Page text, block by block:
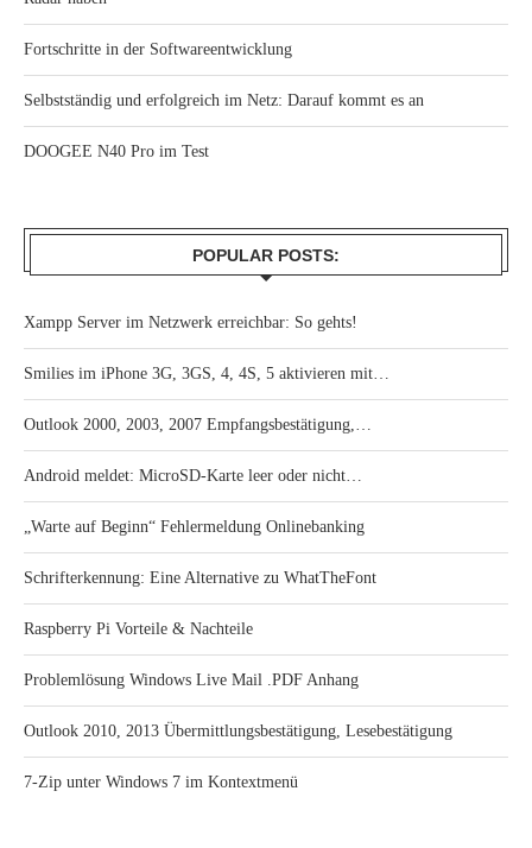
Fortschritte in der Softwareentwicklung
Selbstständig und erfolgreich im Netz: Darauf kommt es an
DOOGEE N40 Pro im Test
POPULAR POSTS:
Xampp Server im Netzwerk erreichbar: So gehts!
Smilies im iPhone 3G, 3GS, 4, 4S, 5 aktivieren mit…
Outlook 2000, 2003, 2007 Empfangsbestätigung,…
Android meldet: MicroSD-Karte leer oder nicht…
„Warte auf Beginn“ Fehlermeldung Onlinebanking
Schrifterkennung: Eine Alternative zu WhatTheFont
Raspberry Pi Vorteile & Nachteile
Problemlösung Windows Live Mail .PDF Anhang
Outlook 2010, 2013 Übermittlungsbestätigung, Lesebestätigung
7-Zip unter Windows 7 im Kontextmenü